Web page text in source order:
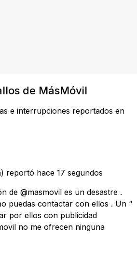
de MásMóvil
e interrupciones reportados en
reportó hace 17 segundos
de @masmovil es un desastre .
puedas contactar con ellos . Un “
por ellos con publicidad
no me ofrecen ninguna